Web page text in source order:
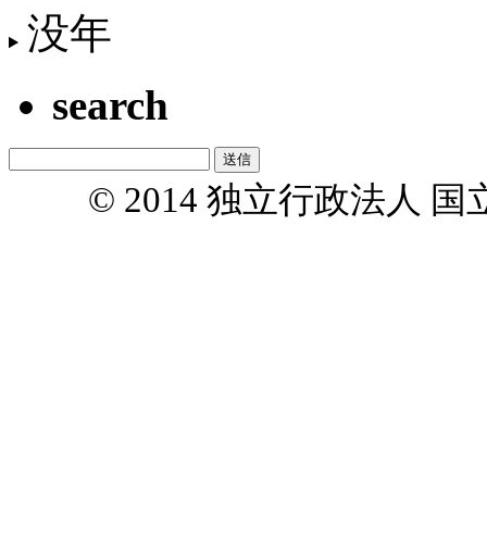
没年
search
© 2014 独立行政法人 国